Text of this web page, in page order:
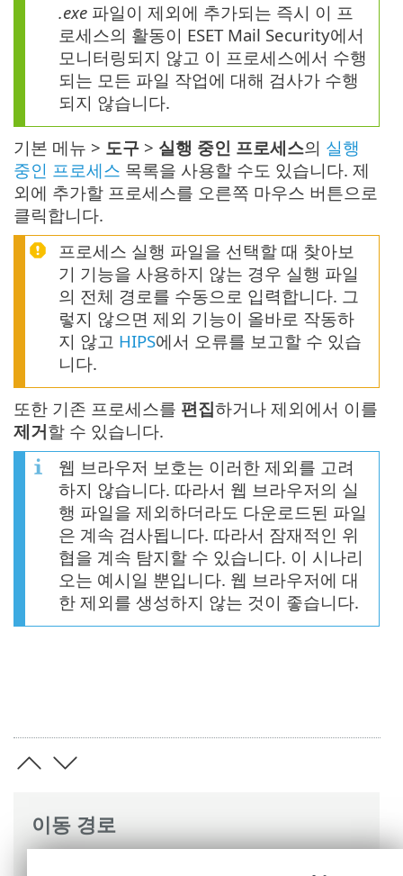
이동 경로
.exe 파일이 제외에 추가되는 즉시 이 프
로세스의 활동이 ESET Mail Security에서
모니터링되지 않고 이 프로세스에서 수행
되는 모든 파일 작업에 대해 검사가 수행
되지 않습니다.
기본 메뉴 > 도구 > 실행 중인 프로세스의 실행
중인 프로세스 목록을 사용할 수도 있습니다. 제
외에 추가할 프로세스를 오른쪽 마우스 버튼으로
클릭합니다.
프로세스 실행 파일을 선택할 때 찾아보
기 기능을 사용하지 않는 경우 실행 파일
의 전체 경로를 수동으로 입력합니다. 그
렇지 않으면 제외 기능이 올바로 작동하
지 않고 HIPS에서 오류를 보고할 수 있습
니다.
또한 기존 프로세스를 편집하거나 제외에서 이를
제거할 수 있습니다.
웹 브라우저 보호는 이러한 제외를 고려
하지 않습니다. 따라서 웹 브라우저의 실
행 파일을 제외하더라도 다운로드된 파일
은 계속 검사됩니다. 따라서 잠재적인 위
협을 계속 탐지할 수 있습니다. 이 시나리
오는 예시일 뿐입니다. 웹 브라우저에 대
한 제외를 생성하지 않는 것이 좋습니다.